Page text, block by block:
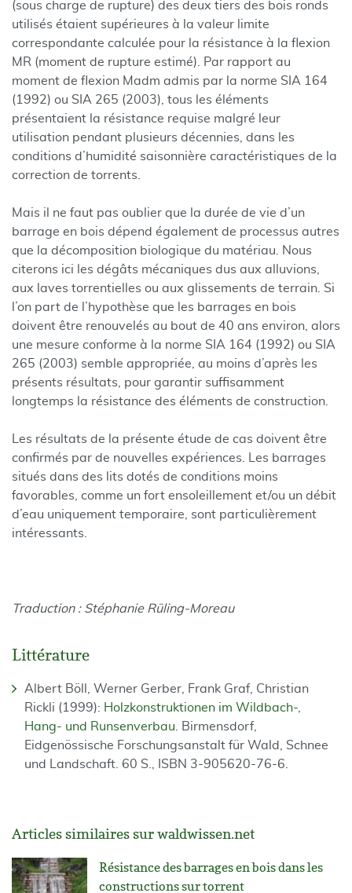
(sous charge de rupture) des deux tiers des bois ronds
utilisés étaient supérieures à la valeur limite
correspondante calculée pour la résistance à la flexion
MR (moment de rupture estimé). Par rapport au
moment de flexion Madm admis par la norme SIA 164
(1992) ou SIA 265 (2003), tous les éléments
présentaient la résistance requise malgré leur
utilisation pendant plusieurs décennies, dans les
conditions d’humidité saisonnière caractéristiques de la
correction de torrents.
Mais il ne faut pas oublier que la durée de vie d’un
barrage en bois dépend également de processus autres
que la décomposition biologique du matériau. Nous
citerons ici les dégâts mécaniques dus aux alluvions,
aux laves torrentielles ou aux glissements de terrain. Si
l’on part de l’hypothèse que les barrages en bois
doivent être renouvelés au bout de 40 ans environ, alors
une mesure conforme à la norme SIA 164 (1992) ou SIA
265 (2003) semble appropriée, au moins d’après les
présents résultats, pour garantir suffisamment
longtemps la résistance des éléments de construction.
Les résultats de la présente étude de cas doivent être
confirmés par de nouvelles expériences. Les barrages
situés dans des lits dotés de conditions moins
favorables, comme un fort ensoleillement et/ou un débit
d’eau uniquement temporaire, sont particulièrement
intéressants.
Traduction : Stéphanie Rüling-Moreau
Littérature
Albert Böll, Werner Gerber, Frank Graf, Christian
Rickli (1999): Holzkonstruktionen im Wildbach-,
Hang- und Runsenverbau . Birmensdorf,
Eidgenössische Forschungsanstalt für Wald, Schnee
und Landschaft. 60 S., ISBN 3-905620-76-6.
Articles similaires sur waldwissen.net
Résistance des barrages en bois dans les
constructions sur torrent